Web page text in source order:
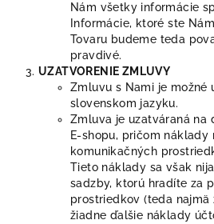
Nám všetky informácie
Informácie, ktoré ste
Tovaru budeme teda
pravdivé.
UZATVORENIE ZMLUVY
Zmluvu s Nami je možné
slovenskom jazyku.
Zmluva je uzatváraná na
E-shopu, pričom náklady
komunikačných
Tieto náklady sa však
sadzby, ktorú hradíte za
prostriedkov (teda najmä
žiadne ďalšie náklady